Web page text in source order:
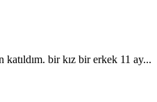
katıldım. bir kız bir erkek 11 ay...